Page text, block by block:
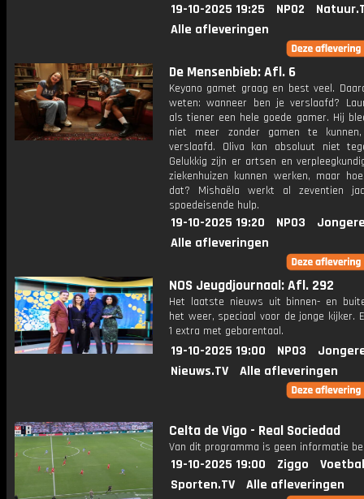
19-10-2025 19:25 NPO2
Alle afleveringen
De Mensenbieb: Afl. 6
Keyano gamet graag en best veel.
weten: wanneer ben je verslaafd?
als tiener een hele goede gamer. Hij
niet meer zonder gamen te
verslaafd. Oliva kan absoluut niet
Gelukkig zijn er artsen en
ziekenhuizen kunnen werken, maar
dat? Mishaëla werkt al zeventien
spoedeisende hulp.
19-10-2025 19:20 NPO3
Alle afleveringen
NOS Jeugdjournaal: Afl. 292
Het laatste nieuws uit binnen- en
het weer, speciaal voor de jonge kijker.
1 extra met gebarentaal.
19-10-2025 19:00 NPO3
Nieuws.TV
Alle afleveringen
Celta de Vigo - Real Sociedad
Van dit programma is geen informatie
19-10-2025 19:00 Ziggo
Sporten.TV
Alle afleveringen